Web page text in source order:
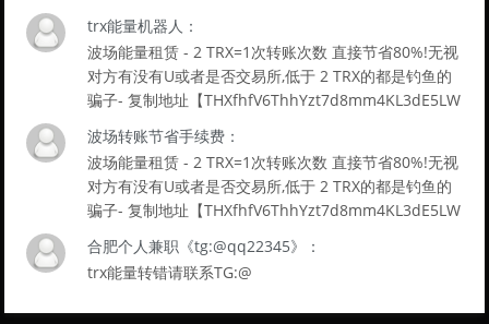
trx能量机器人：
波场能量租赁 - 2 TRX=1次转账次数 直接节省80%!无视
对方有没有U或者是否交易所,低于 2 TRX的都是钓鱼的
骗子- 复制地址【THXfhfV6ThhYzt7d8mm4KL3dE5LW
Bbwb3s】转 2 TRX即可0手续费转账!TG机器人: @jzzT
RXbot 官网: https://jzztrx.com
波场转账节省手续费：
波场能量租赁 - 2 TRX=1次转账次数 直接节省80%!无视
对方有没有U或者是否交易所,低于 2 TRX的都是钓鱼的
骗子- 复制地址【THXfhfV6ThhYzt7d8mm4KL3dE5LW
Bbwb3s】转 2 TRX即可0手续费转账!TG机器人: @jzzT
RXbot 官网: https://jzztrx.com
合肥个人兼职《tg:@qq22345》：
trx能量转错请联系TG:@